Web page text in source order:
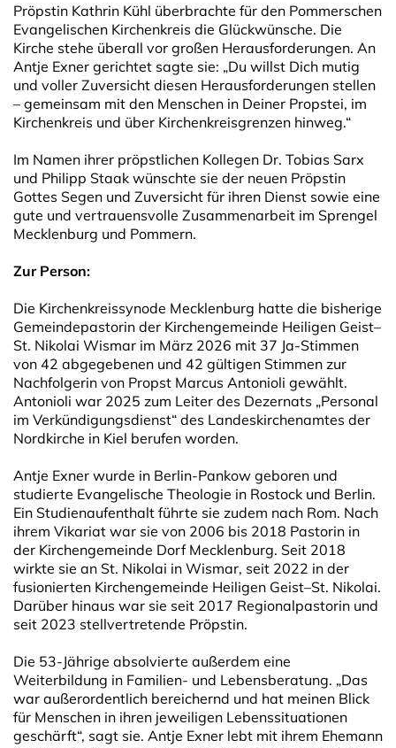
Pröpstin Kathrin Kühl überbrachte für den Pommerschen
Evangelischen Kirchenkreis die Glückwünsche. Die
Kirche stehe überall vor großen Herausforderungen. An
Antje Exner gerichtet sagte sie: „Du willst Dich mutig
und voller Zuversicht diesen Herausforderungen stellen
– gemeinsam mit den Menschen in Deiner Propstei, im
Kirchenkreis und über Kirchenkreisgrenzen hinweg.“
Im Namen ihrer pröpstlichen Kollegen Dr. Tobias Sarx
und Philipp Staak wünschte sie der neuen Pröpstin
Gottes Segen und Zuversicht für ihren Dienst sowie eine
gute und vertrauensvolle Zusammenarbeit im Sprengel
Mecklenburg und Pommern.
Zur Person:
Die Kirchenkreissynode Mecklenburg hatte die bisherige
Gemeindepastorin der Kirchengemeinde Heiligen Geist–
St. Nikolai Wismar im März 2026 mit 37 Ja-Stimmen
von 42 abgegebenen und 42 gültigen Stimmen zur
Nachfolgerin von Propst Marcus Antonioli gewählt.
Antonioli war 2025 zum Leiter des Dezernats „Personal
im Verkündigungsdienst“ des Landeskirchenamtes der
Nordkirche in Kiel berufen worden.
Antje Exner wurde in Berlin-Pankow geboren und
studierte Evangelische Theologie in Rostock und Berlin.
Ein Studienaufenthalt führte sie zudem nach Rom. Nach
ihrem Vikariat war sie von 2006 bis 2018 Pastorin in
der Kirchengemeinde Dorf Mecklenburg. Seit 2018
wirkte sie an St. Nikolai in Wismar, seit 2022 in der
fusionierten Kirchengemeinde Heiligen Geist–St. Nikolai.
Darüber hinaus war sie seit 2017 Regionalpastorin und
seit 2023 stellvertretende Pröpstin.
Die 53-Jährige absolvierte außerdem eine
Weiterbildung in Familien- und Lebensberatung. „Das
war außerordentlich bereichernd und hat meinen Blick
für Menschen in ihren jeweiligen Lebenssituationen
geschärft“, sagt sie. Antje Exner lebt mit ihrem Ehemann